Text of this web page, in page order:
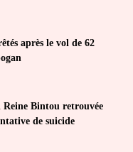
après le vol de 62
Bintou retrouvée
de suicide